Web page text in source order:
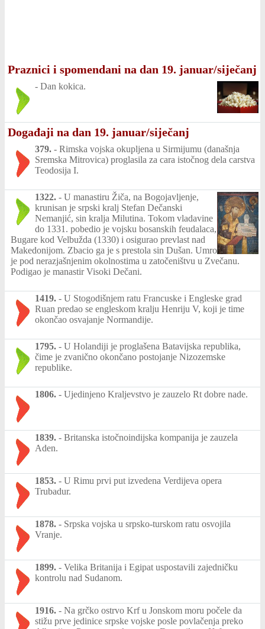
Praznici i spomendani na dan 19. januar/siječanj
- Dan kokica.
Događaji na dan 19. januar/siječanj
379. - Rimska vojska okupljena u Sirmijumu (današnja
Sremska Mitrovica) proglasila za cara istočnog dela carstva
Teodosija I.
1322. - U manastiru Žiča, na Bogojavljenje,
krunisan je srpski kralj Stefan Dečanski
Nemanjić, sin kralja Milutina. Tokom vladavine
do 1331. pobedio je vojsku bosanskih feudalaca,
Bugare kod Velbužda (1330) i osigurao prevlast nad
Makedonijom. Zbacio ga je s prestola sin Dušan. Umro
je pod nerazjašnjenim okolnostima u zatočeništvu u Zvečanu.
Podigao je manastir Visoki Dečani.
1419. - U Stogodišnjem ratu Francuske i Engleske grad
Ruan predao se engleskom kralju Henriju V, koji je time
okončao osvajanje Normandije.
1795. - U Holandiji je proglašena Batavijska republika,
čime je zvanično okončano postojanje Nizozemske
republike.
1806. - Ujedinjeno Kraljevstvo je zauzelo Rt dobre nade.
1839. - Britanska istočnoindijska kompanija je zauzela
Aden.
1853. - U Rimu prvi put izvedena Verdijeva opera
Trubadur.
1878. - Srpska vojska u srpsko-turskom ratu osvojila
Vranje.
1899. - Velika Britanija i Egipat uspostavili zajedničku
kontrolu nad Sudanom.
1916. - Na grčko ostrvo Krf u Jonskom moru počele da
stižu prve jedinice srpske vojske posle povlačenja preko